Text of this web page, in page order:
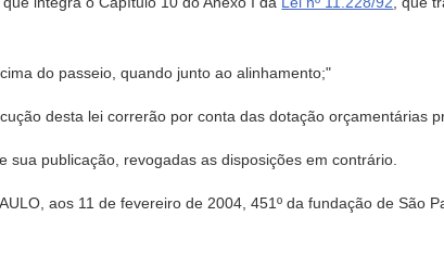
do passeio, quando junto ao alinhamento;"
desta lei correrão por conta das dotação orçamentárias
sua publicação, revogadas as disposições em contrário.
aos 11 de fevereiro de 2004, 451º da fundação de São